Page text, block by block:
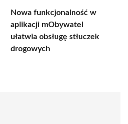
Nowa funkcjonalność w
aplikacji mObywatel
ułatwia obsługę stłuczek
drogowych